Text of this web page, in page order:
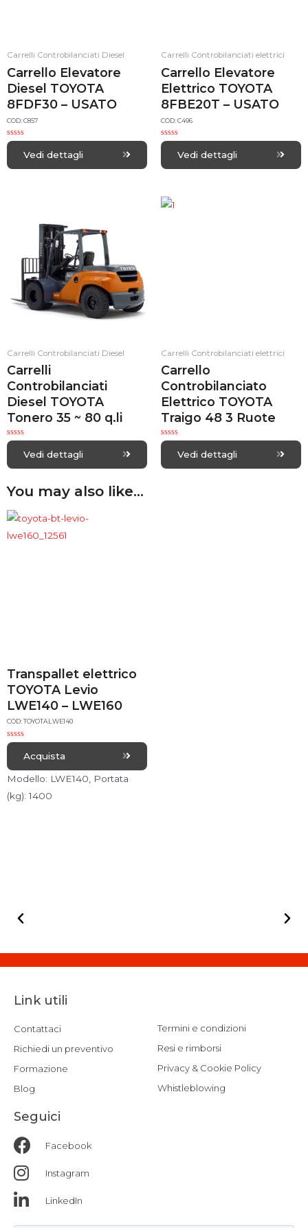
Carrelli Controbilanciati Diesel
Carrello Elevatore
Diesel TOYOTA
8FDF30 – USATO
COD: C857
R
e
Vedi dettagli
Carrelli Controbilanciati elettrici
Carrello Elevatore
Elettrico TOYOTA
8FBE20T – USATO
COD: C496
R
e
u
t
Vedi dettagli
Carrelli Controbilanciati Diesel
Carrelli
Controbilanciati
Diesel TOYOTA
Tonero 35 ~ 80 q.li
R
e
o
u
o
f
Vedi dettagli
Carrelli Controbilanciati elettrici
Carrello
Controbilanciato
Elettrico TOYOTA
Traigo 48 3 Ruote
R
e
Vedi dettagli
You may also like…
Transpallet elettrico
TOYOTA Levio
LWE140 – LWE160
COD: TOYOTALWE140
R
e
d
0
o
u
Acquista
Modello: LWE140, Portata
(kg): 1400
Link utili
Contattaci
Richiedi un preventivo
Formazione
Blog
Termini e condizioni
Resi e rimborsi
Privacy & Cookie Policy
Whistleblowing
Seguici
Facebook
Instagram
LinkedIn